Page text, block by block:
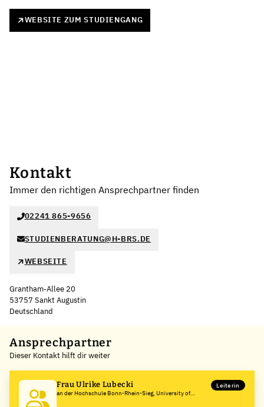
WEBSITE ZUM STUDIENGANG
Kontakt
Immer den richtigen Ansprechpartner finden
02241 865-9656
STUDIENBERATUNG@H-BRS.DE
WEBSEITE
Grantham-Allee 20
53757 Sankt Augustin
Deutschland
+
−
Ansprechpartner
Dieser Kontakt hilft dir weiter
Frau Ulrike Lubecki
an der Hochschule Bonn-Rhein-Sieg, University of
Leiterin